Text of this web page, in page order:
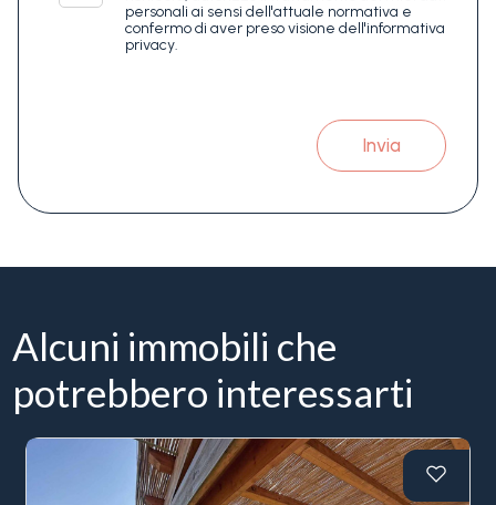
personali ai sensi dell'attuale normativa e
confermo di aver preso visione dell'informativa
privacy.
Invia
Alcuni immobili che
potrebbero interessarti